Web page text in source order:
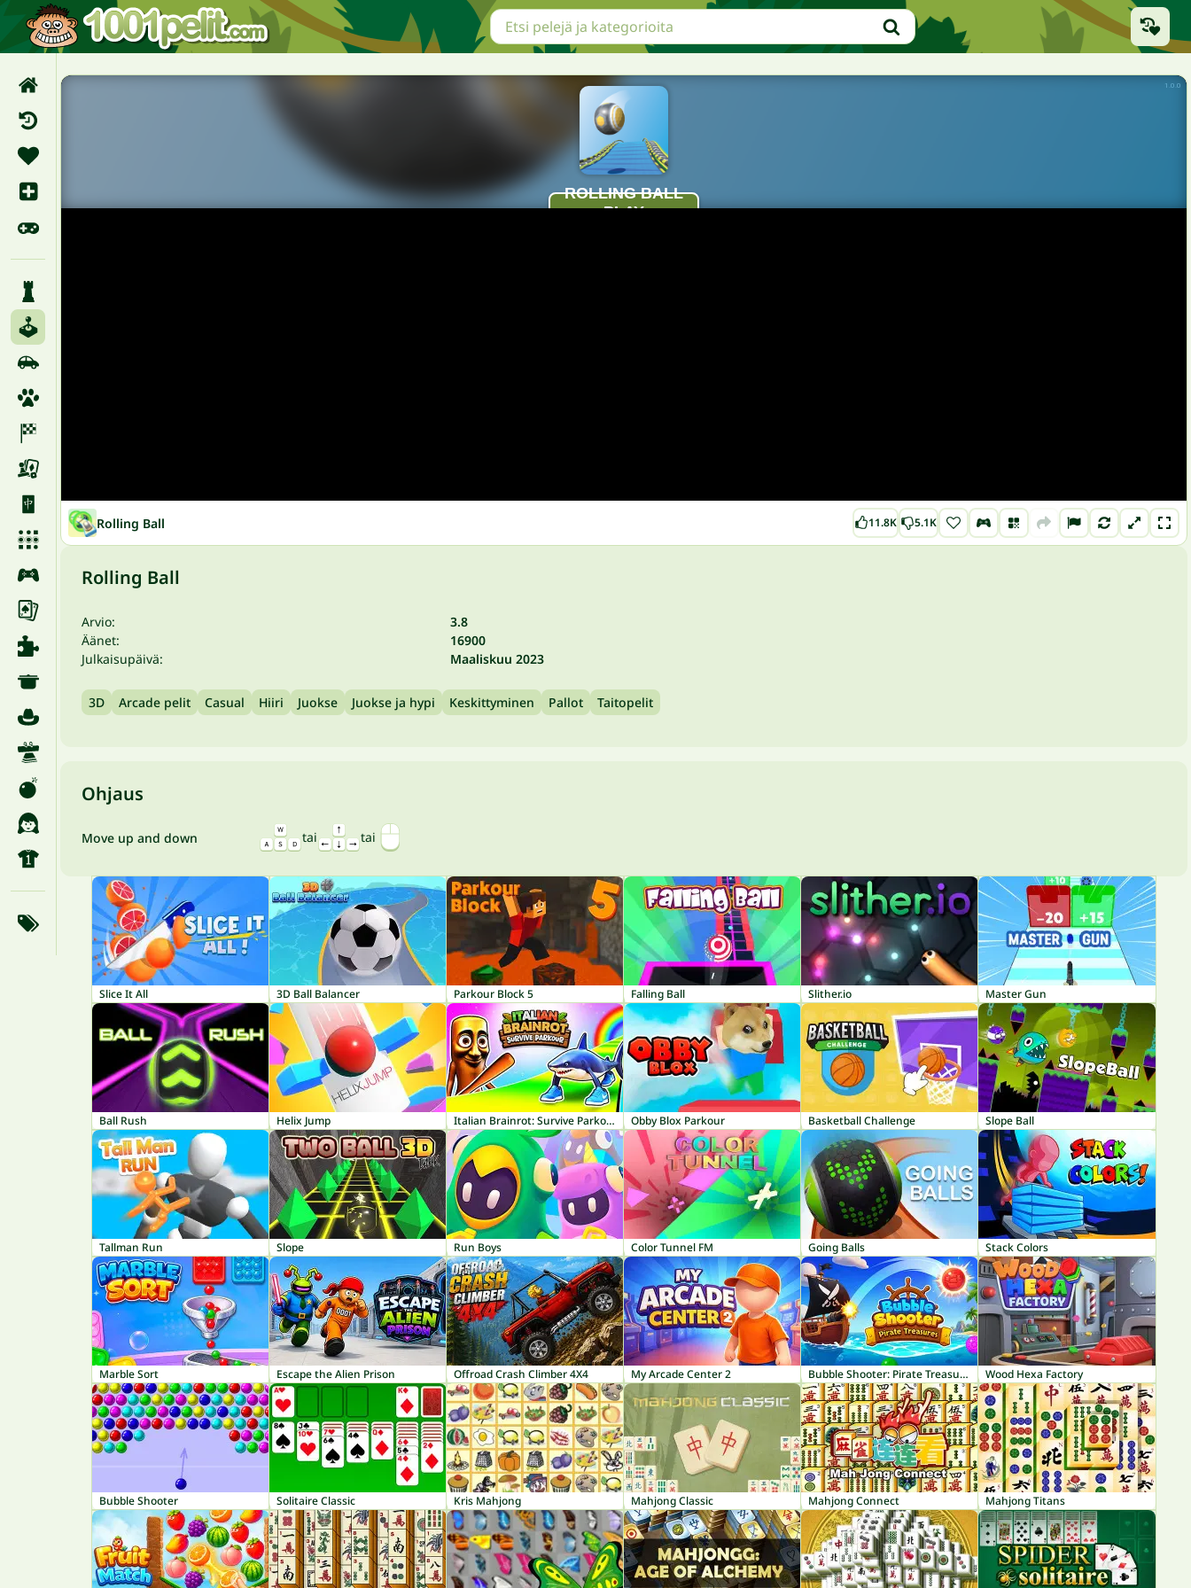
Rolling Ball 11.8K 5.1K
Rolling Ball
Arvio:
3.8
Äänet:
16900
Julkaisupäivä:
Maaliskuu 2023
3D Arcade pelit Casual Hiiri Juokse Juokse ja hypi Keskittyminen Pallot Taitopelit
Ohjaus
Move up and down tai tai
Slice It All 3D Ball Balancer Parkour Block 5 Falling Ball Slither.io Master Gun
Ball Rush Helix Jump Italian Brainrot: Survive Parkour Obby Blox Parkour Basketball Challenge Slope Ball
Tallman Run Slope Run Boys Color Tunnel FM Going Balls Stack Colors
Marble Sort Escape the Alien Prison Offroad Crash Climber 4X4 My Arcade Center 2 Bubble Shooter: Pirate Treasures Wood Hexa Factory
Bubble Shooter Solitaire Classic Kris Mahjong Mahjong Classic Mahjong Connect Mahjong Titans